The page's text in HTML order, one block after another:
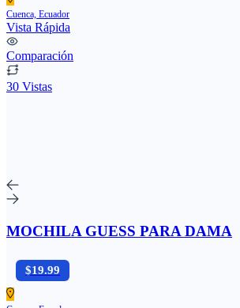
Cuenca, Ecuador
Vista Rápida
Comparación
30 Vistas
MOCHILA GUESS PARA DAMA
$19.99